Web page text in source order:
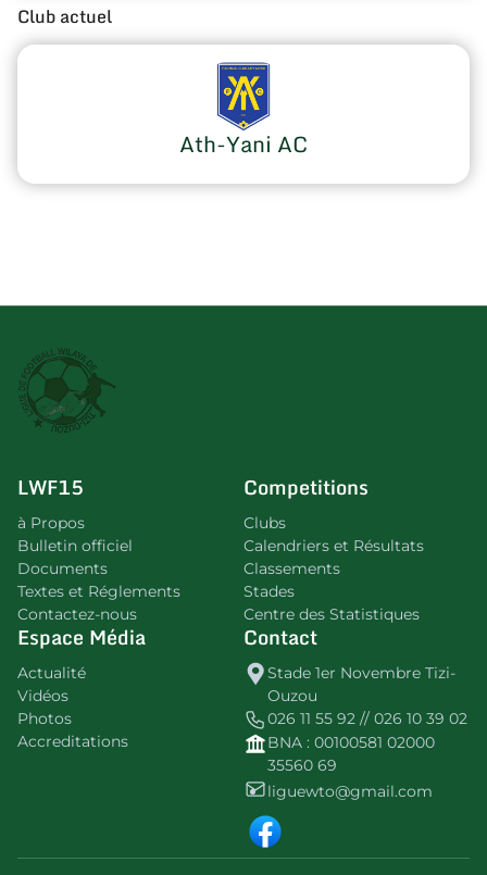
Club actuel
Ath-Yani AC
LWF15
à Propos
Bulletin officiel
Documents
Textes et Réglements
Contactez-nous
Competitions
Clubs
Calendriers et Résultats
Classements
Stades
Centre des Statistiques
Espace Média
Actualité
Vidéos
Photos
Accreditations
Contact
Stade 1er Novembre Tizi-
Ouzou
026 11 55 92 // 026 10 39 02
BNA : 00100581 02000
35560 69
liguewto@gmail.com